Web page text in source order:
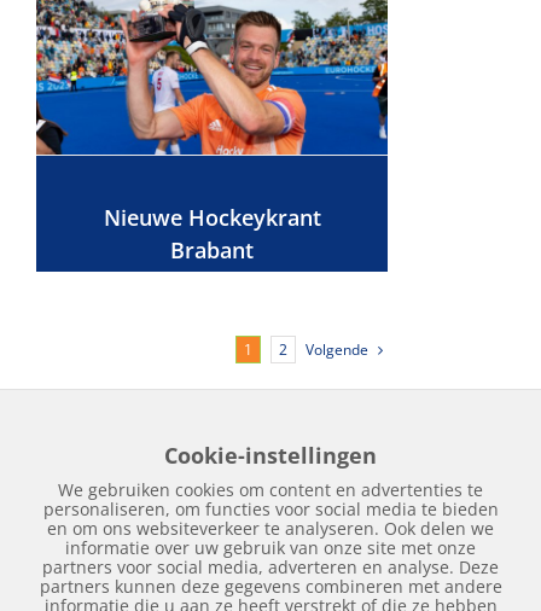
Nieuwe Hockeykrant
Brabant
1 2 Volgende
Over Hockeykrant Adverteren
Nieuws
Archief
Cookie-instellingen
We gebruiken cookies om content en advertenties te
personaliseren, om functies voor social media te bieden
en om ons websiteverkeer te analyseren. Ook delen we
informatie over uw gebruik van onze site met onze
partners voor social media, adverteren en analyse. Deze
partners kunnen deze gegevens combineren met andere
informatie die u aan ze heeft verstrekt of die ze hebben